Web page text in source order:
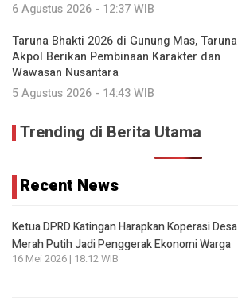
6 Agustus 2026 - 12:37 WIB
Taruna Bhakti 2026 di Gunung Mas, Taruna
Akpol Berikan Pembinaan Karakter dan
Wawasan Nusantara
5 Agustus 2026 - 14:43 WIB
Trending di Berita Utama
Recent News
Ketua DPRD Katingan Harapkan Koperasi Desa
Merah Putih Jadi Penggerak Ekonomi Warga
16 Mei 2026 | 18:12 WIB